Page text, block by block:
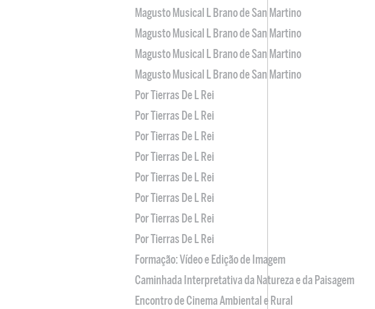
Magusto Musical L Brano de San Martino
Magusto Musical L Brano de San Martino
Magusto Musical L Brano de San Martino
Magusto Musical L Brano de San Martino
Por Tierras De L Rei
Por Tierras De L Rei
Por Tierras De L Rei
Por Tierras De L Rei
Por Tierras De L Rei
Por Tierras De L Rei
Por Tierras De L Rei
Por Tierras De L Rei
Formação: Vídeo e Edição de Imagem
Caminhada Interpretativa da Natureza e da Paisagem
Encontro de Cinema Ambiental e Rural